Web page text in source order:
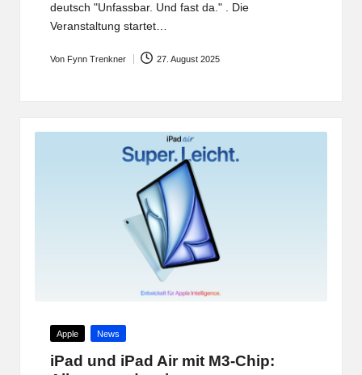
deutsch "Unfassbar. Und fast da." . Die
Veranstaltung startet…
Posted
Von Fynn Trenkner 27. August 2025
Posted
Apple News
iPad und iPad Air mit M3-Chip: